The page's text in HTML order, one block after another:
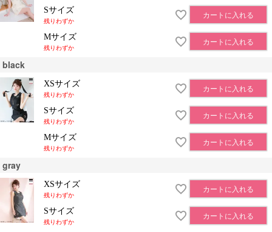
Sサイズ
残りわずか
カートに入れる
Mサイズ
残りわずか
カートに入れる
black
XSサイズ
残りわずか
カートに入れる
Sサイズ
残りわずか
カートに入れる
Mサイズ
残りわずか
カートに入れる
gray
XSサイズ
残りわずか
カートに入れる
Sサイズ
残りわずか
カートに入れる